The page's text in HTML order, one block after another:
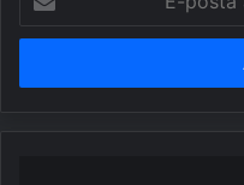
posta
adresinizi